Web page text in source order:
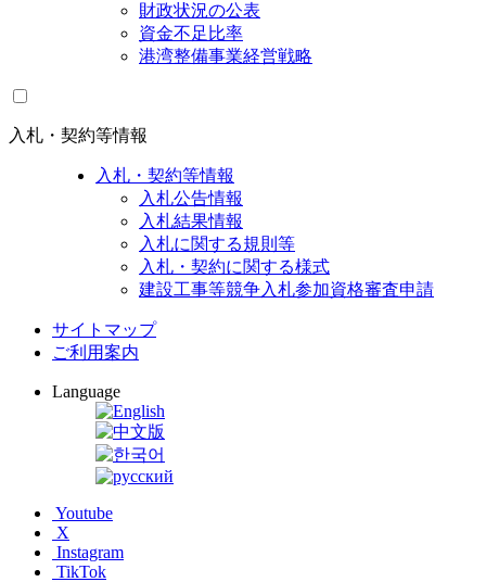
財政状況の公表
資金不足比率
港湾整備事業経営戦略
入札・契約等情報
入札・契約等情報
入札公告情報
入札結果情報
入札に関する規則等
入札・契約に関する様式
建設工事等競争入札参加資格審査申請
サイトマップ
ご利用案内
Language
Youtube
X
Instagram
TikTok